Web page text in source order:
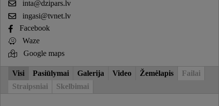
inta@dzipars.lv
ingasi@tvnet.lv
Facebook
Waze
Google maps
Visi Pasiūlymai Galerija Video Žemėlapis
Failai
Straipsniai
Skelbimai